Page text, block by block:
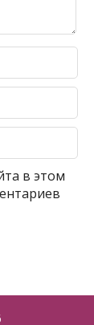
в этом